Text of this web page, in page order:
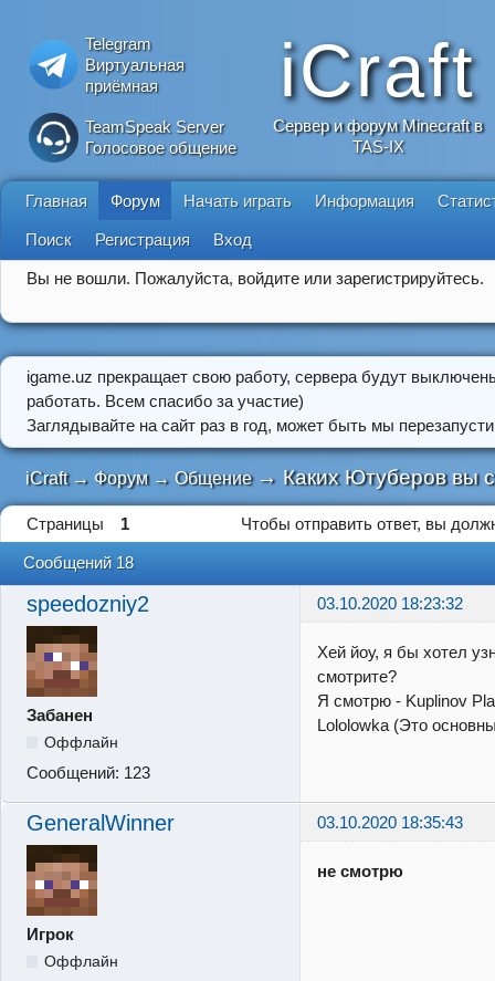
Telegram
Виртуальная
приёмная
TeamSpeak Server
Голосовое общение
iCraft
Сервер и форум Minecraft в
TAS-IX
Главная Форум Начать играть Информация
Поиск Регистрация Вход
Вы не вошли. Пожалуйста, войдите или зарегистрируйтесь.
igame.uz прекращает свою работу, сервера будут
работать. Всем спасибо за участие)
Заглядывайте на сайт раз в год, может быть мы
iCraft → Форум →Общение → Каких Ютуберов вы
Страницы 1 Чтобы отправить ответ, вы
Сообщений 18
speedozniy2 03.10.2020 18:23:32
Забанен
Оффлайн
Сообщений: 123
Хей йоу, я бы хотел
смотрите?
Я смотрю - Kuplinov
Lololowka (Это
GeneralWinner 03.10.2020 18:35:43
Игрок
Оффлайн
не смотрю